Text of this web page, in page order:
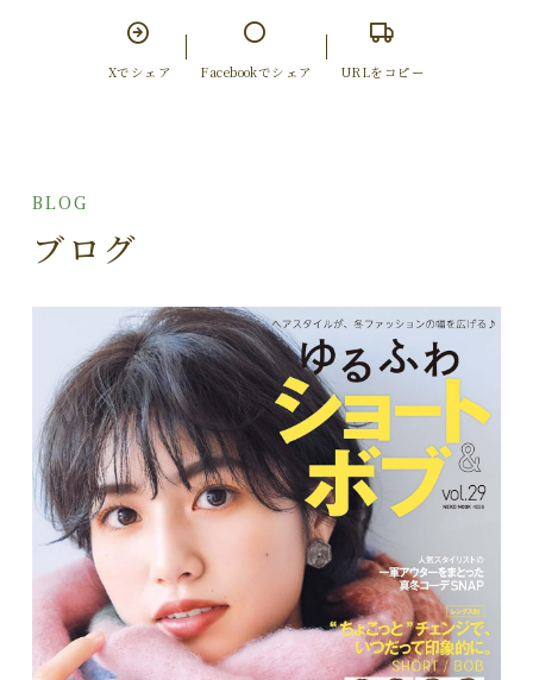
Xでシェア Facebookでシェア URLをコピー
BLOG
ブログ